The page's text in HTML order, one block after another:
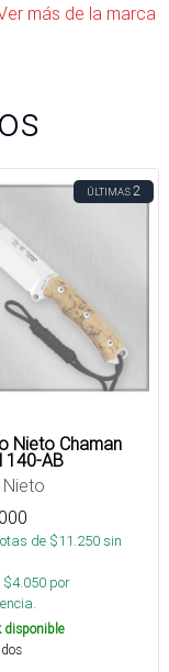
más de la marca
ÚLTIMAS2
Nieto Chaman
140-AB
Nieto
de $11.250sin
$4.050 por
disponible